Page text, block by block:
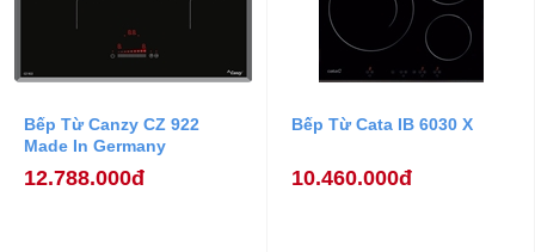
Bếp Từ Canzy CZ 922
Made In Germany
12.788.000đ
Bếp Từ Cata IB 6030 X
10.460.000đ